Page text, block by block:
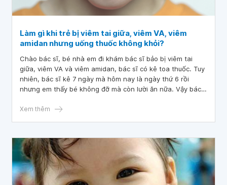
Làm gì khi trẻ bị viêm tai giữa, viêm VA, viêm
amidan nhưng uống thuốc không khỏi?
Chào bác sĩ, bé nhà em đi khám bác sĩ bảo bị viêm tai
giữa, viêm VA và viêm amidan, bác sĩ có kê toa thuốc. Tuy
nhiên, bác sĩ kê 7 ngày mà hôm nay là ngày thứ 6 rồi
nhưng em thấy bé không đỡ mà còn lười ăn nữa. Vậy bác
Xem thêm